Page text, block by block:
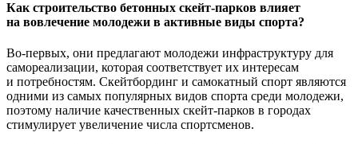
Как строительство бетонных скейт-парков влияет
на вовлечение молодежи в активные виды спорта?
Во-первых, они предлагают молодежи инфраструктуру для
самореализации, которая соответствует их интересам
и потребностям. Скейтбординг и самокатный спорт являются
одними из самых популярных видов спорта среди молодежи,
поэтому наличие качественных скейт-парков в городах
стимулирует увеличение числа спортсменов.